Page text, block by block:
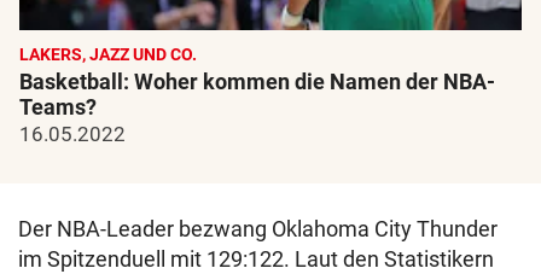
LAKERS, JAZZ UND CO.
Basketball: Woher kommen die Namen der NBA-
Teams?
16.05.2022
Der NBA-Leader bezwang Oklahoma City Thunder
im Spitzenduell mit 129:122. Laut den Statistikern